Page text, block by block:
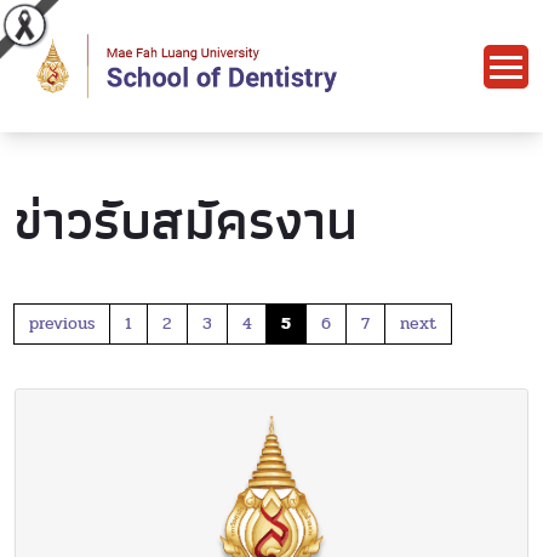
ข่าวรับสมัครงาน
previous 1 2 3 4 5 6 7 next